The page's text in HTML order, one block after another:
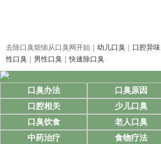
去除口臭烦恼从口臭网开始｜ 幼儿口臭 口腔异味
性口臭
男性口臭 ｜快速除口臭
口臭办法 口臭原因
口腔相关
少儿口臭
口臭饮食
老人口臭
中药治疗
食物疗法